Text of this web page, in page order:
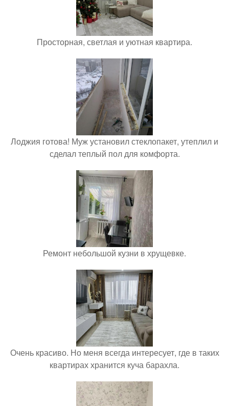
Просторная, светлая и уютная квартира.
Лоджия готова! Муж установил стеклопакет, утеплил и
сделал теплый пол для комфорта.
Ремонт небольшой кузни в хрущевке.
Очень красиво. Но меня всегда интересует, где в таких
квартирах хранится куча барахла.